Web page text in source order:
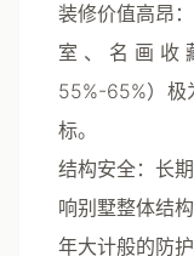
装修价值高昂
室、名画收
55%-65%）极
标。
结构安全：长
响别墅整体结
年大计般的防护